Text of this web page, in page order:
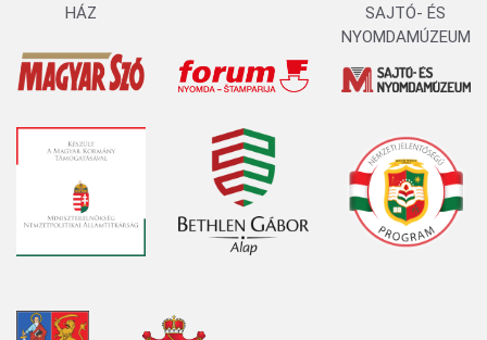
HÁZ
SAJTÓ- ÉS
NYOMDAMÚZEUM